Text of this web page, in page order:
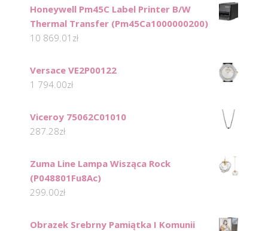
Honeywell Pm45C Label Printer B/W
Thermal Transfer (Pm45Ca1000000200)
10 869.01 zł
Versace VE2P00122
1 794.00zł
Viceroy 75062C01010
287.28zł
Zuma Line Lampa Wisząca Rock
(P048801Fu8Ac)
299.00zł
Obrazek Srebrny Pamiątka I Komunii